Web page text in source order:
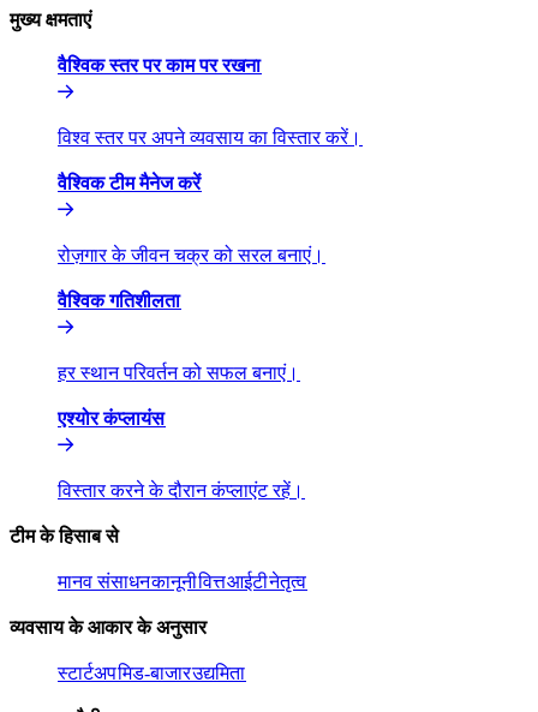
मुख्य क्षमताएं​​
वैश्विक स्तर पर काम पर रखना​​
विश्व स्तर पर अपने व्यवसाय का विस्तार करें।​​
वैश्विक टीम मैनेज करें​​
रोज़गार के जीवन चक्र को सरल बनाएं।​​
वैश्विक गतिशीलता​​
हर स्थान परिवर्तन को सफल बनाएं।​​
एश्योर कंप्लायंस​​
विस्तार करने के दौरान कंप्लाएंट रहें।​​
टीम के हिसाब से​​
मानव संसाधन​​कानूनी​​वित्त​​आईटी​​नेतृत्व​​
व्यवसाय के आकार के अनुसार​​
स्टार्टअप​​मिड-बाजार​​उद्यमिता​​